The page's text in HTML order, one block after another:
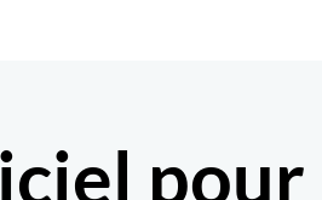
pour